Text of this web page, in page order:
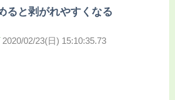
ると剥がれやすくなる
2020/02/23(日) 15:10:35.73